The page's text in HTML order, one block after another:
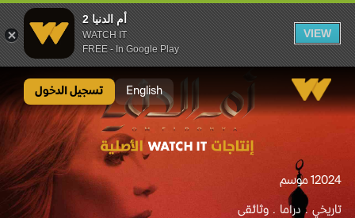
أم الدنيا 2
WATCH IT
FREE - In Google Play
VIEW
English تسجيل الدخول
20241 موسم
تاريخي دراما وثائقى